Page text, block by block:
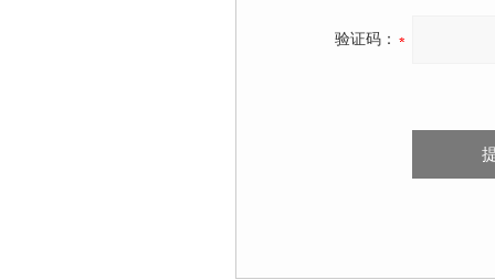
验证码：